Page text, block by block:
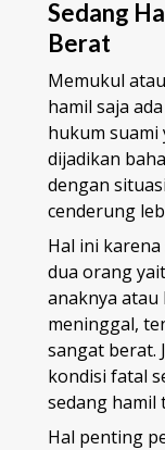
Sedang
Berat
Memukul
hamil saja
hukum suami
dijadikan
dengan
cenderung
Hal ini
dua orang
anaknya atau
meninggal,
sangat berat.
kondisi fatal
sedang hamil
Hal penting